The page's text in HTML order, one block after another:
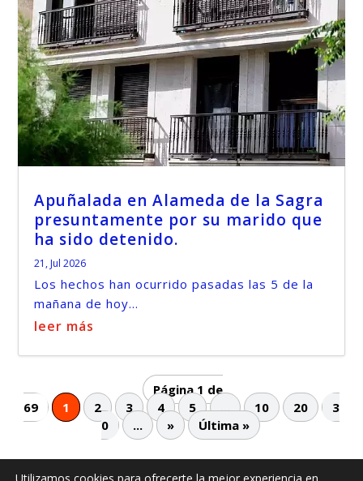
Apuñalada en Alameda de la Sagra
presuntamente por su marido que
ha sido detenido.
21, Jul 2026
Los hechos han ocurrido pasadas las 5 de la
mañana de hoy...
leer más
Página 1 de
69
1 2 3 4 5 ... 10 20
3
0
... » Última »